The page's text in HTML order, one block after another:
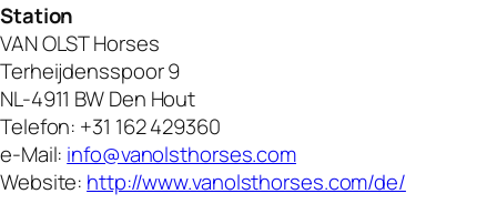
Station
VAN OLST Horses
Terheijdensspoor 9
NL-4911 BW Den Hout
Telefon: +31 162 429360
e-Mail: info@vanolsthorses.com
Website: http://www.vanolsthorses.com/de/